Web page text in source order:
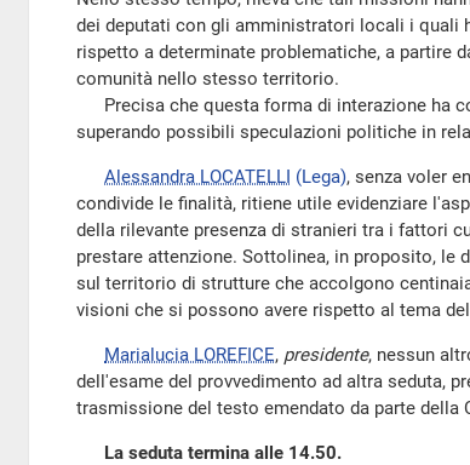
dei deputati con gli amministratori locali i quali
rispetto a determinate problematiche, a partire
comunità nello stesso territorio.
Precisa che questa forma di interazione ha
superando possibili speculazioni politiche in
Alessandra LOCATELLI (Lega), senza voler
condivide le finalità, ritiene utile evidenziare
della rilevante presenza di stranieri tra i fattori
prestare attenzione. Sottolinea, in proposito,
sul territorio di strutture che accolgono
visioni che si possono avere rispetto al tema
Marialucia LOREFICE, presidente, nessun
dell'esame del provvedimento ad altra seduta,
trasmissione del testo emendato da parte della
La seduta termina alle 14.50.